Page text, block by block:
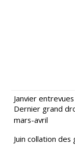
Janvier entrevues
Dernier grand
mars-avril
Juin collation des